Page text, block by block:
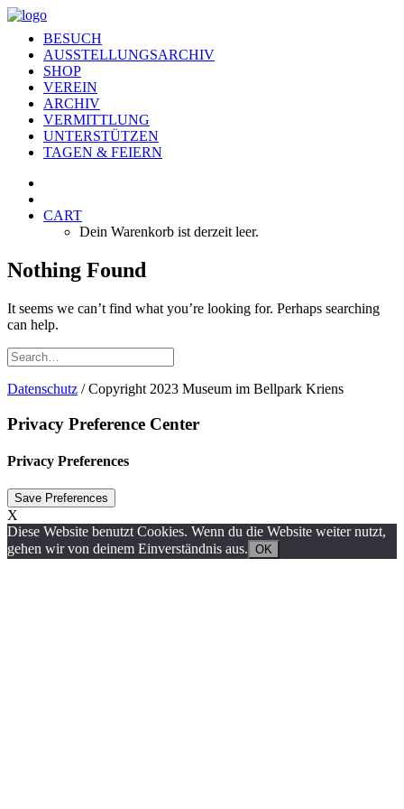
BESUCH
AUSSTELLUNGSARCHIV
SHOP
VEREIN
ARCHIV
VERMITTLUNG
UNTERSTÜTZEN
TAGEN & FEIERN
CART
Dein Warenkorb ist derzeit leer.
Nothing Found
It seems we can’t find what you’re looking for. Perhaps searching
can help.
Datenschutz / Copyright 2023 Museum im Bellpark Kriens
Privacy Preference Center
Privacy Preferences
X
Diese Website benutzt Cookies. Wenn du die Website weiter nutzt,
gehen wir von deinem Einverständnis aus. OK